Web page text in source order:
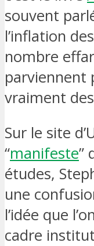
souvent
l’inflation
nombre
parviennent
vraiment
Sur le site
“manifeste”
études,
une
l’idée que
cadre